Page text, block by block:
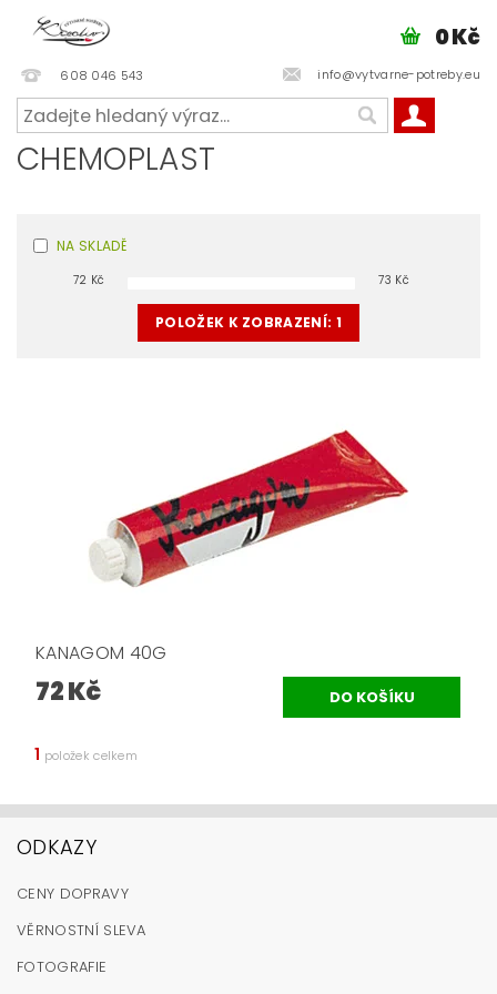
608 046 543 info@vytvarne-potreby.eu
0 Kč
CHEMOPLAST
NA SKLADĚ
72 Kč 73 Kč
POLOŽEK K ZOBRAZENÍ: 1
KANAGOM 40G
72 Kč
1 položek celkem
ODKAZY
CENY DOPRAVY
VĚRNOSTNÍ SLEVA
FOTOGRAFIE